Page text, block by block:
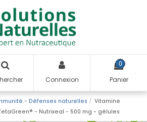
Connexion
0
Panier
- Défenses naturelles
Vitamine
- Nutrixeal - 500 mg - gélules